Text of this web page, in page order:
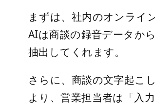
まずは、社内のオンライ
AIは商談の録音データか
抽出してくれます。
さらに、商談の文字起こ
より、営業担当者は「入